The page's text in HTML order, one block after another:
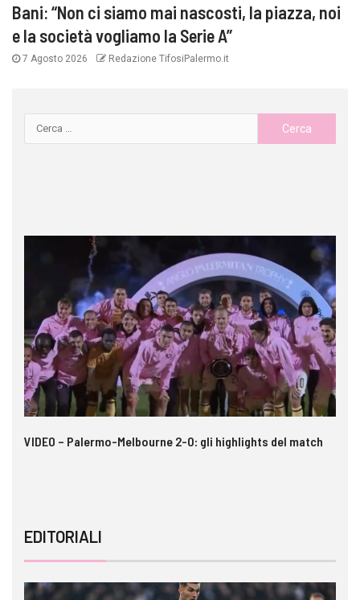
Bani: “Non ci siamo mai nascosti, la piazza, noi
e la società vogliamo la Serie A”
7 Agosto 2026 Redazione TifosiPalermo.it
VIDEO – Palermo-Melbourne 2-0: gli highlights del match
EDITORIALI